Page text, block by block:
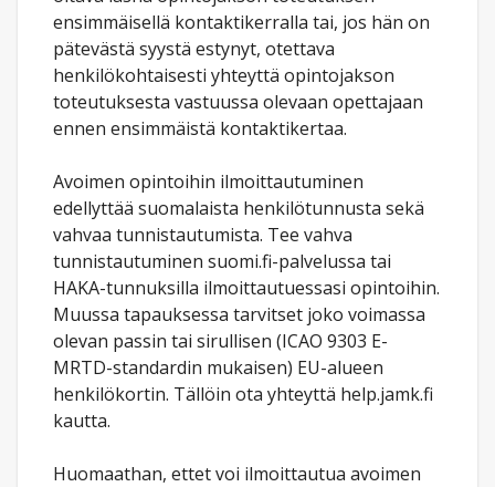
ensimmäisellä kontaktikerralla tai, jos hän on
pätevästä syystä estynyt, otettava
henkilökohtaisesti yhteyttä opintojakson
toteutuksesta vastuussa olevaan opettajaan
ennen ensimmäistä kontaktikertaa.
Avoimen opintoihin ilmoittautuminen
edellyttää suomalaista henkilötunnusta sekä
vahvaa tunnistautumista. Tee vahva
tunnistautuminen suomi.fi-palvelussa tai
HAKA-tunnuksilla ilmoittautuessasi opintoihin.
Muussa tapauksessa tarvitset joko voimassa
olevan passin tai sirullisen (ICAO 9303 E-
MRTD-standardin mukaisen) EU-alueen
henkilökortin. Tällöin ota yhteyttä help.jamk.fi
kautta.
Huomaathan, ettet voi ilmoittautua avoimen